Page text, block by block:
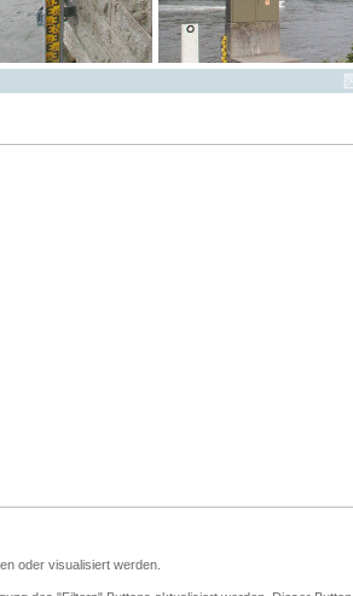
oder visualisiert werden.